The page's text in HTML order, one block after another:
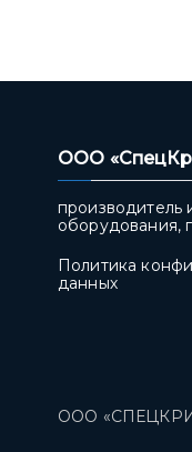
ООО
производитель
оборудования,
Политика
данных
ООО